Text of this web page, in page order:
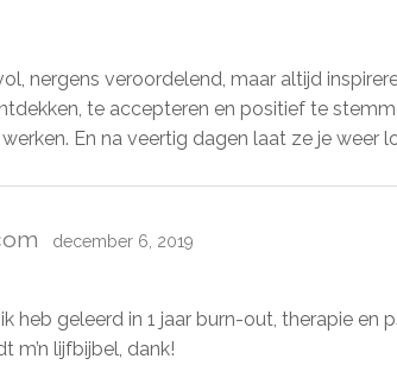
nergens veroordelend, maar altijd
te accepteren en positief te
En na veertig dagen laat ze je weer
december 6, 2019
heb geleerd in 1 jaar burn-out, therapie
m’n lijfbijbel, dank!